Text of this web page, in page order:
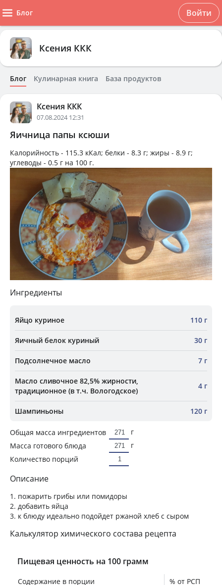
Блог Войти
Ксения ККК
Блог Кулинарная книга База продуктов
Ксения ККК
07.08.2024 12:31
Яичница папы ксюши
Калорийность - 115.3 кКал; белки - 8.3 г; жиры - 8.9 г;
углеводы - 0.5 г на 100 г.
Ингредиенты
Яйцо куриное 110 г
Яичный белок куриный 30 г
Подсолнечное масло 7 г
Масло сливочное 82,5% жирности,
традиционное (в т.ч. Вологодское)
4 г
Шампиньоны 120 г
Общая масса ингредиентов
г
Масса готового блюда
г
Количество порций
Описание
1. пожарить грибы или помидоры
2. добавить яйца
3. к блюду идеально подойдет ржаной хлеб с сыром
Калькулятор химического состава рецепта
Пищевая ценность на 100 грамм
Содержание в порции
% от РСП